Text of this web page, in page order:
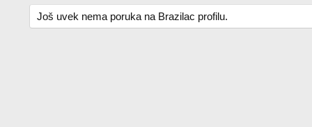
Još uvek nema poruka na Brazilac profilu.